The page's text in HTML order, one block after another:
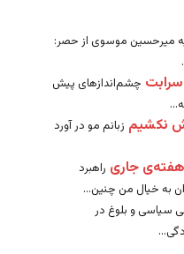
میرحسین موسوی از حصر:
سرابت چشم‌اندازهای پیش
نکشیم زبانم مو در آورد
هفته‌ی جاری راهبرد
به خیال من چنین...
سیاسی و بلوغ در